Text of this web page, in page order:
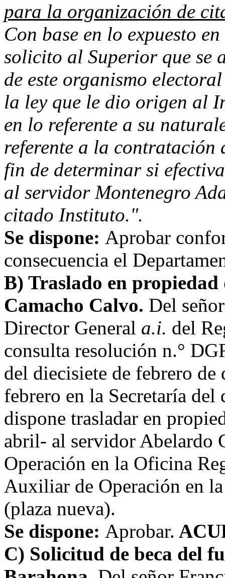
para la organización de
Con base en lo expuesto
solicito al Superior que se
de este organismo
la ley que le dio origen al
en lo referente a su
referente a la contratación
fin de determinar si
al servidor Montenegro
citado Instituto.".
Se dispone: Aprobar
consecuencia el
B) Traslado en
Camacho Calvo. Del
Director General a.i. del
consulta resolución n.°
del diecisiete de febrero
febrero en la Secretaría del
dispone trasladar en
abril- al servidor Abelardo
Operación en la Oficina
Auxiliar de Operación en
(plaza nueva).
Se dispone: Aprobar.
C) Solicitud de beca del